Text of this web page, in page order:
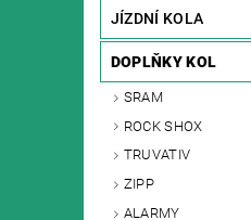
JÍZDNÍ KOLA
DOPLŇKY KOL
SRAM
ROCK SHOX
TRUVATIV
ZIPP
ALARMY